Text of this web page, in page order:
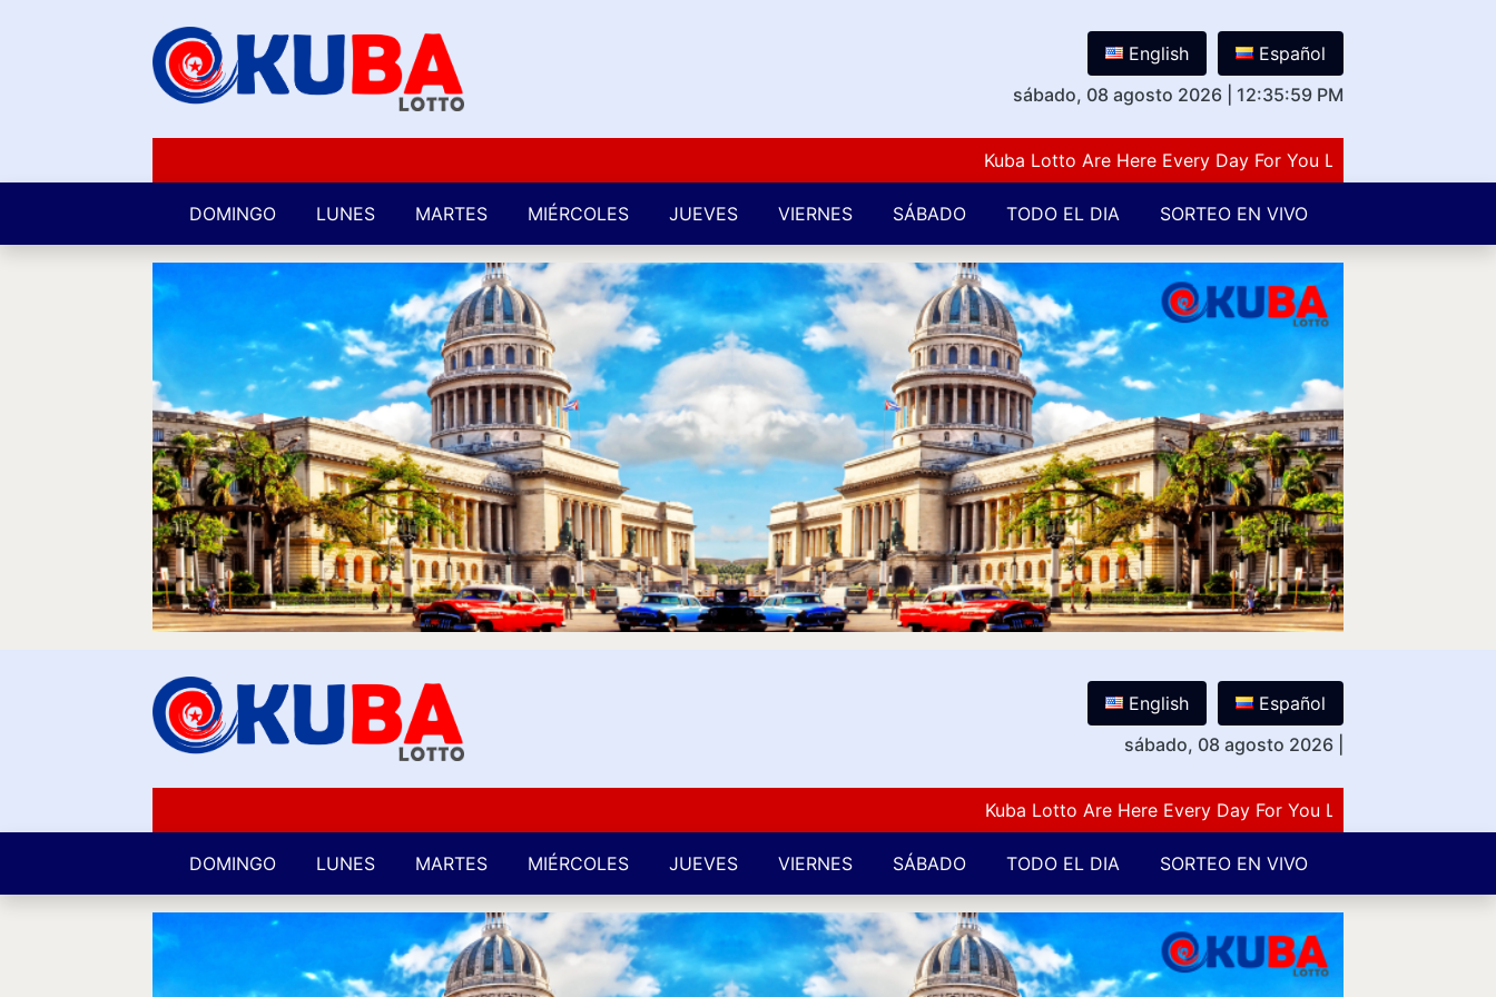
English
Español
sábado, 08 agosto 2026
12:36:00 PM
Kuba Lotto Are Here Every Day For You Lovers Of Number
DOMINGO LUNES MARTES MIÉRCOLES JUEVES VIERNES SÁBADO TODO EL DIA SORTEO EN VIVO
English
Español
sábado, 08 agosto 2026
Kuba Lotto Are Here Every Day For You Lovers Of Number
DOMINGO LUNES MARTES MIÉRCOLES JUEVES VIERNES SÁBADO TODO EL DIA SORTEO EN VIVO